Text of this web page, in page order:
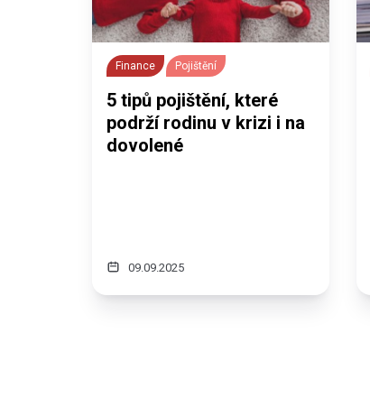
Finance Pojištění
5 tipů pojištění, které
podrží rodinu v krizi i na
dovolené
09.09.2025